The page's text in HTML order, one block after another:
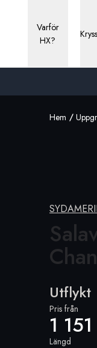
Varför
HX?
Hem
Utflykt
Pris från
1
Längd